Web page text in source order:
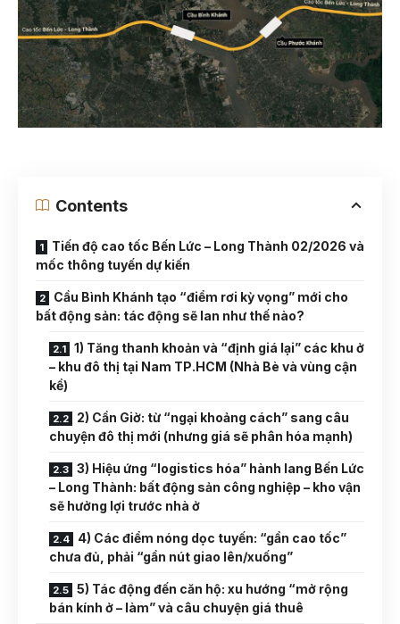
Contents
Tiến độ cao tốc Bến Lức – Long Thành 02/2026 và
mốc thông tuyến dự kiến
Cầu Bình Khánh tạo “điểm rơi kỳ vọng” mới cho
bất động sản: tác động sẽ lan như thế nào?
1) Tăng thanh khoản và “định giá lại” các khu ở
– khu đô thị tại Nam TP.HCM (Nhà Bè và vùng cận
kề)
2) Cần Giờ: từ “ngại khoảng cách” sang câu
chuyện đô thị mới (nhưng giá sẽ phân hóa mạnh)
3) Hiệu ứng “logistics hóa” hành lang Bến Lức
– Long Thành: bất động sản công nghiệp – kho vận
sẽ hưởng lợi trước nhà ở
4) Các điểm nóng dọc tuyến: “gần cao tốc”
chưa đủ, phải “gần nút giao lên/xuống”
5) Tác động đến căn hộ: xu hướng “mở rộng
bán kính ở – làm” và câu chuyện giá thuê